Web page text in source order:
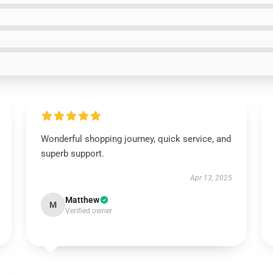
Wonderful shopping journey, quick service, and
superb support.
Apr 13, 2025
M Matthew
Verified owner